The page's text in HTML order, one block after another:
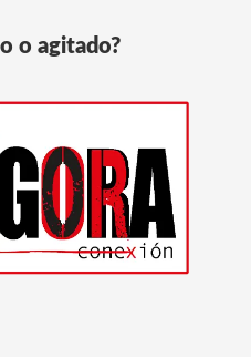
o agitado?